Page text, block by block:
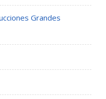
Grandes